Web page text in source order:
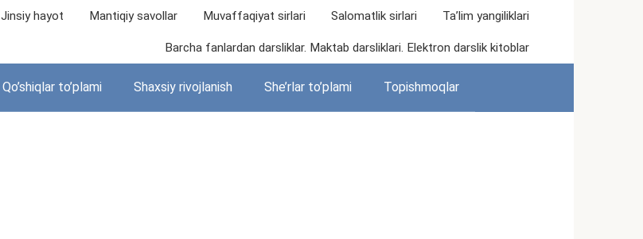
Jinsiy hayot Mantiqiy savollar Muvaffaqiyat sirlari Salomatlik sirlari Ta’lim yangiliklari
Barcha fanlardan darsliklar. Maktab darsliklari. Elektron darslik kitoblar
Qo’shiqlar to’plami Shaxsiy rivojlanish She’rlar to’plami Topishmoqlar